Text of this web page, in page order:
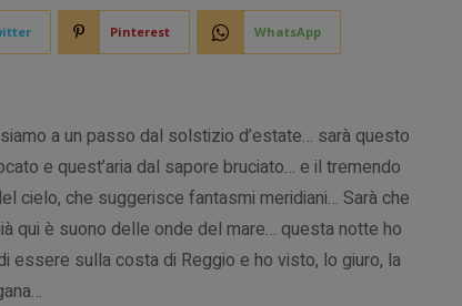
Pinterest WhatsApp
a un passo dal solstizio d’estate… sarà questo
e quest’aria dal sapore bruciato… e il tremendo
cielo, che suggerisce fantasmi meridiani… Sarà che
qui è suono delle onde del mare… questa notte ho
essere sulla costa di Reggio e ho visto, lo giuro, la